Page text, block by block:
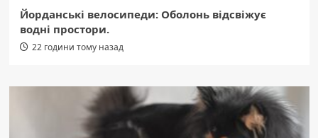
Йорданські велосипеди: Оболонь відсвіжує
водні простори.
22 години тому назад